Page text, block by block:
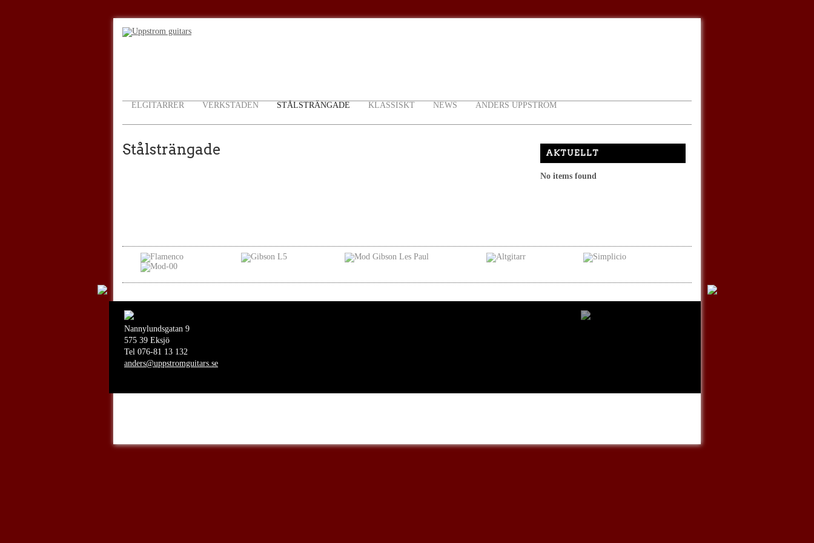
ELGITARRER VERKSTADEN STÅLSTRÄNGADE KLASSISKT NEWS ANDERS UPPSTRÖM
Stålsträngade AKTUELLT
No items found
Nannylundsgatan 9
575 39 Eksjö
Tel 076-81 13 132
anders@uppstromguitars.se